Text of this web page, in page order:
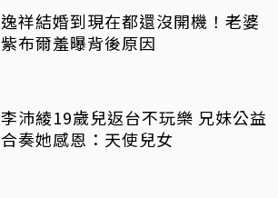
逸祥結婚到現在都還沒開機！老婆
紫布爾羞曝背後原因
李沛綾19歲兒返台不玩樂 兄妹公益
合奏她感恩：天使兒女